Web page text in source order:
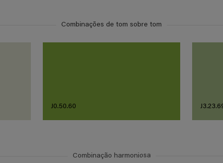
Combinações de tom sobre tom
J0.50.60
Combinação harmoniosa